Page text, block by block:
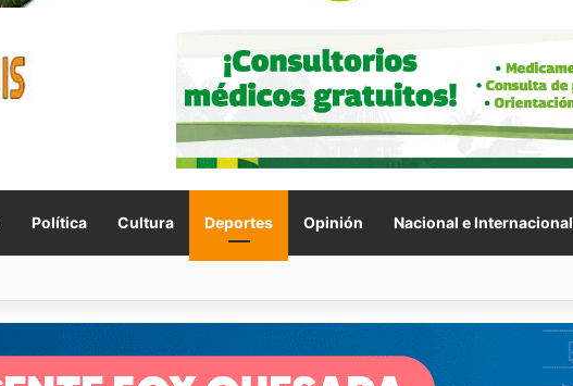
Política Cultura Deportes Opinión Nacional e Internacional
impacto del nuevo desnivel de Circuito Potosí en la movilidad de Villa de Pozos